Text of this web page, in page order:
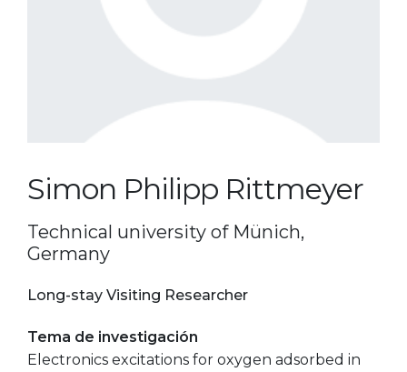
Simon Philipp Rittmeyer
Technical university of Münich,
Germany
Long-stay Visiting Researcher
Tema de investigación
Electronics excitations for oxygen adsorbed in